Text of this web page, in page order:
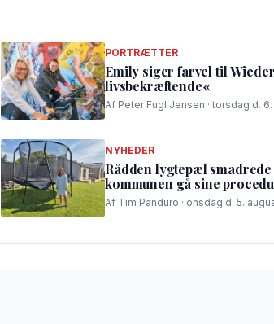
PORTRÆTTER
Emily siger farvel til
livsbekræftende«
Af Peter Fugl Jensen · torsdag d.
NYHEDER
Rådden lygtepæl
kommunen gå sine
Af Tim Panduro · onsdag d. 5.